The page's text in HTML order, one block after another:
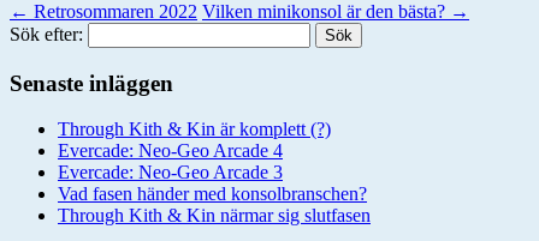
← Retrosommaren 2022 Vilken minikonsol är den bästa? →
Sök efter:
Senaste inläggen
Through Kith & Kin är komplett (?)
Evercade: Neo-Geo Arcade 4
Evercade: Neo-Geo Arcade 3
Vad fasen händer med konsolbranschen?
Through Kith & Kin närmar sig slutfasen